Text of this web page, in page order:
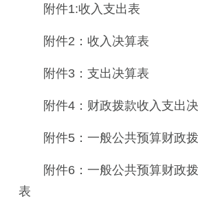
附件1:收入支出表
附件2：收入决算表
附件3：支出决算表
附件4：财政拨款收入支出
附件5：一般公共预算财政
附件6：一般公共预算财政
表